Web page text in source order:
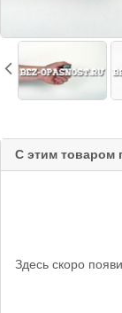
C этим товаром
Здесь скоро